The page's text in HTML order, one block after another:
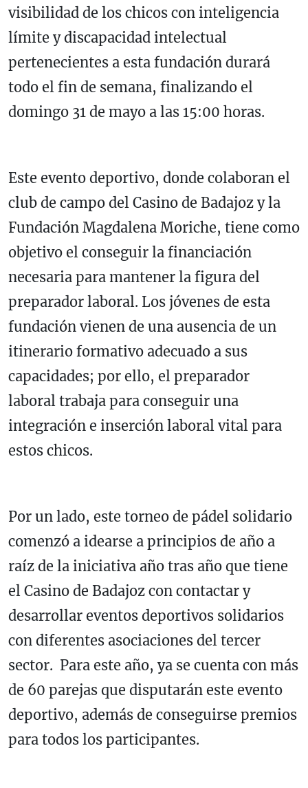
visibilidad de los chicos con inteligencia
límite y discapacidad intelectual
pertenecientes a esta fundación durará
todo el fin de semana, finalizando el
domingo 31 de mayo a las 15:00 horas.
Este evento deportivo, donde colaboran el
club de campo del Casino de Badajoz y la
Fundación Magdalena Moriche, tiene como
objetivo el conseguir la financiación
necesaria para mantener la figura del
preparador laboral. Los jóvenes de esta
fundación vienen de una ausencia de un
itinerario formativo adecuado a sus
capacidades; por ello, el preparador
laboral trabaja para conseguir una
integración e inserción laboral vital para
estos chicos.
Por un lado, este torneo de pádel solidario
comenzó a idearse a principios de año a
raíz de la iniciativa año tras año que tiene
el Casino de Badajoz con contactar y
desarrollar eventos deportivos solidarios
con diferentes asociaciones del tercer
sector. Para este año, ya se cuenta con más
de 60 parejas que disputarán este evento
deportivo, además de conseguirse premios
para todos los participantes.